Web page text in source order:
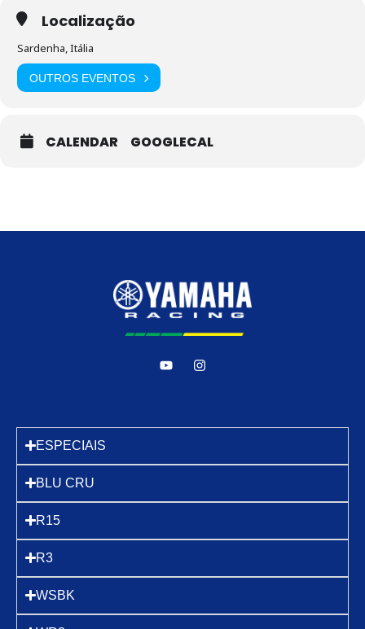
Localização
Sardenha, Itália
OUTROS EVENTOS
CALENDAR GOOGLECAL
ESPECIAIS
BLU CRU
R15
R3
WSBK